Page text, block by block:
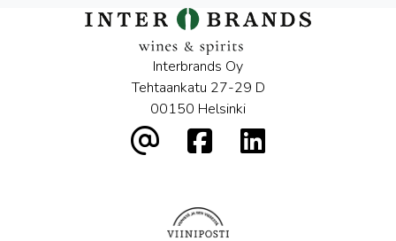
Interbrands Oy
Tehtaankatu 27-29 D
00150 Helsinki